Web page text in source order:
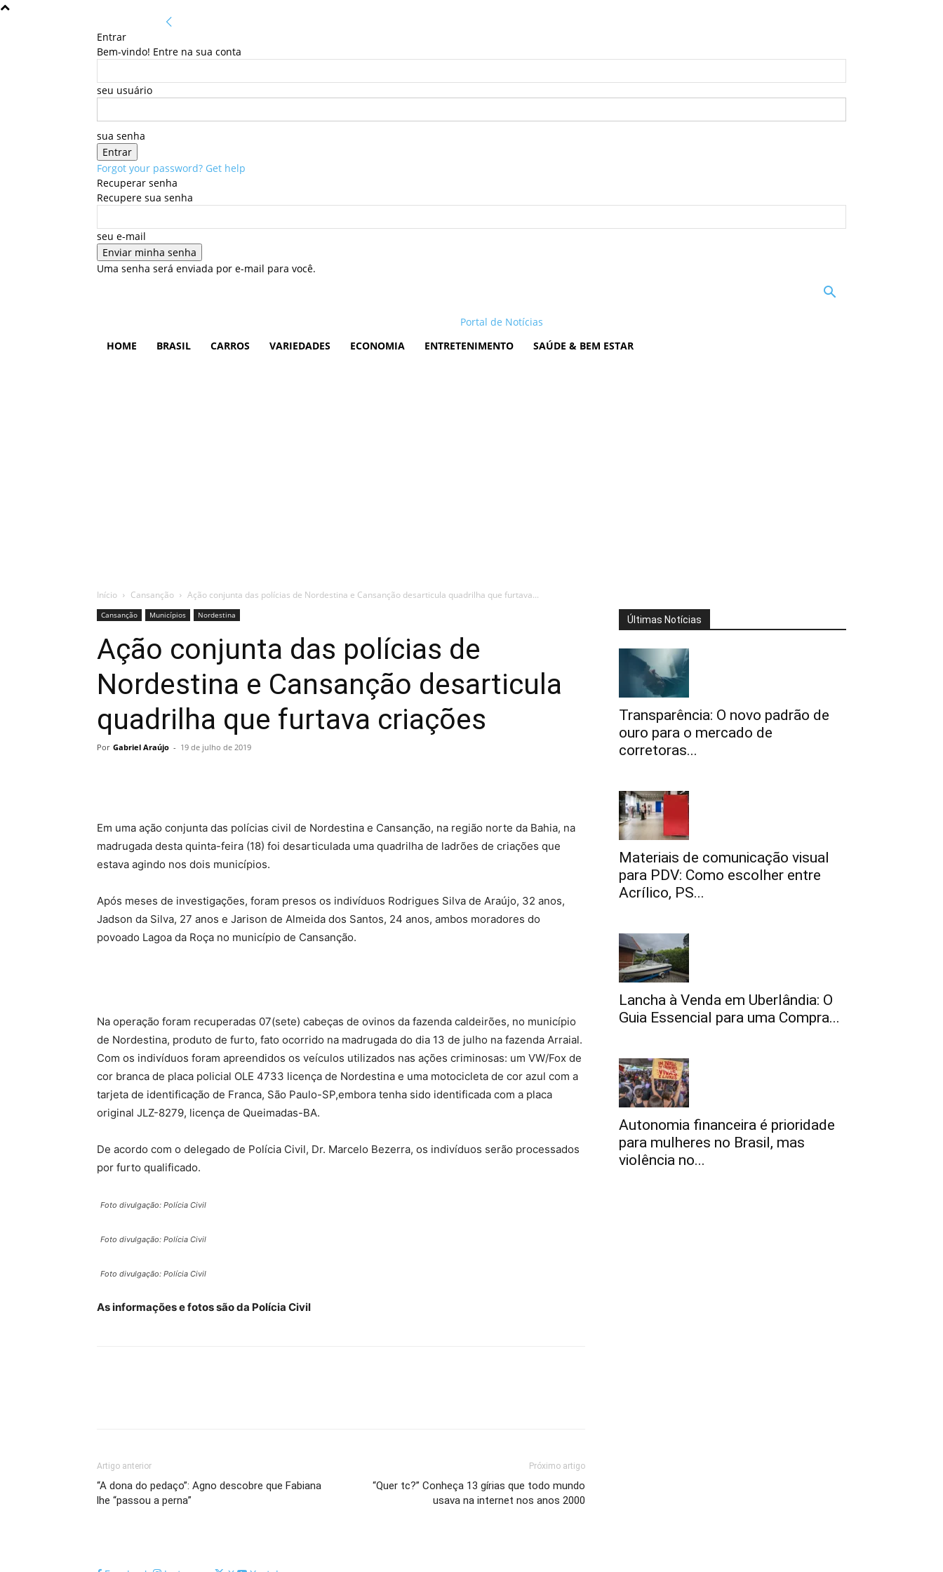
Entrar
Bem-vindo! Entre na sua conta
seu usuário
sua senha
Forgot your password? Get help
Recuperar senha
Recupere sua senha
seu e-mail
Uma senha será enviada por e-mail para você.
Portal de Notícias
HOME
BRASIL CARROS VARIEDADES ECONOMIA ENTRETENIMENTO SAÚDE & BEM ESTAR
Início Cansanção Ação conjunta das polícias de Nordestina e Cansanção desarticula quadrilha que furtava...
Cansanção Municípios Nordestina
Ação conjunta das polícias de
Nordestina e Cansanção desarticula
quadrilha que furtava criações
Por Gabriel Araújo - 19 de julho de 2019
Em uma ação conjunta das polícias civil de Nordestina e Cansanção, na região norte da Bahia, na
madrugada desta quinta-feira (18) foi desarticulada uma quadrilha de ladrões de criações que
estava agindo nos dois municípios.
Após meses de investigações, foram presos os indivíduos Rodrigues Silva de Araújo, 32 anos,
Jadson da Silva, 27 anos e Jarison de Almeida dos Santos, 24 anos, ambos moradores do
povoado Lagoa da Roça no município de Cansanção.
Na operação foram recuperadas 07(sete) cabeças de ovinos da fazenda caldeirões, no município
de Nordestina, produto de furto, fato ocorrido na madrugada do dia 13 de julho na fazenda Arraial.
Com os indivíduos foram apreendidos os veículos utilizados nas ações criminosas: um VW/Fox de
cor branca de placa policial OLE 4733 licença de Nordestina e uma motocicleta de cor azul com a
tarjeta de identificação de Franca, São Paulo-SP,embora tenha sido identificada com a placa
original JLZ-8279, licença de Queimadas-BA.
De acordo com o delegado de Polícia Civil, Dr. Marcelo Bezerra, os indivíduos serão processados
por furto qualificado.
Foto divulgação: Polícia Civil
Foto divulgação: Polícia Civil
Foto divulgação: Polícia Civil
As informações e fotos são da Polícia Civil
Artigo anterior
“A dona do pedaço”: Agno descobre que Fabiana
lhe “passou a perna”
Próximo artigo
“Quer tc?” Conheça 13 gírias que todo mundo
usava na internet nos anos 2000
Últimas Notícias
Transparência: O novo padrão de
ouro para o mercado de
corretoras...
Materiais de comunicação visual
para PDV: Como escolher entre
Acrílico, PS...
Lancha à Venda em Uberlândia: O
Guia Essencial para uma Compra...
Autonomia financeira é prioridade
para mulheres no Brasil, mas
violência no...